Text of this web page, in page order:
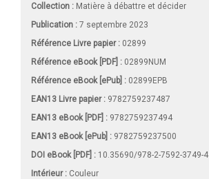
Collection : Matière à débattre et décider
Publication : 7 septembre 2023
Référence Livre papier : 02899
Référence eBook [PDF] : 02899NUM
Référence eBook [ePub] : 02899EPB
EAN13 Livre papier : 9782759237487
EAN13 eBook [PDF] : 9782759237494
EAN13 eBook [ePub] : 9782759237500
DOI eBook [PDF] : 10.35690/978-2-7592-3749-4
Intérieur : Couleur